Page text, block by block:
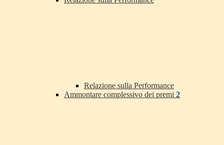
Relazione sulla Performance
Ammontare complessivo dei premi 2